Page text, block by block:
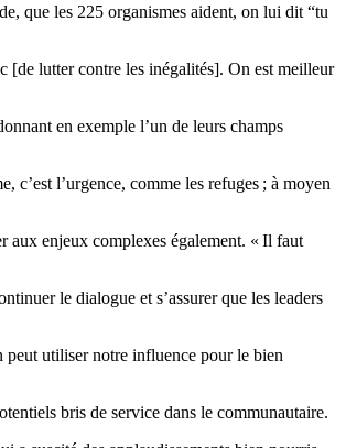
que les 225 organismes aident, on lui dit “tu
[de lutter contre les inégalités]. On est meilleur
en exemple l’un de leurs champs
c’est l’urgence, comme les refuges ; à moyen
aux enjeux complexes également. « Il faut
le dialogue et s’assurer que les leaders
peut utiliser notre influence pour le bien
bris de service dans le communautaire.